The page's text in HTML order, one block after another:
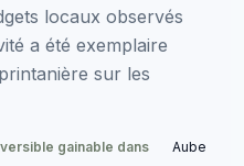
locaux observés
a été exemplaire
sur les
gainable dans
Aube